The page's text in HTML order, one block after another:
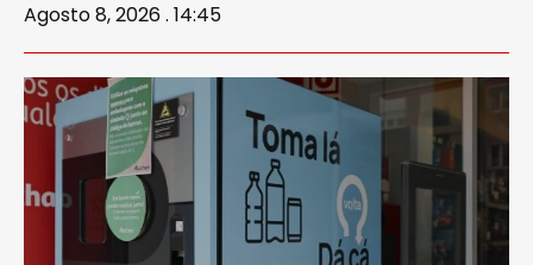
Agosto 8, 2026 . 14:45